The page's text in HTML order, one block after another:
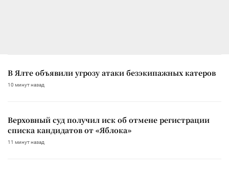
В Ялте объявили угрозу атаки безэкипажных катеров
10 минут назад
Верховный суд получил иск об отмене регистрации
списка кандидатов от «Яблока»
11 минут назад